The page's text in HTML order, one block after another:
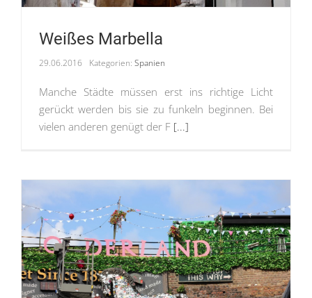
Weißes Marbella
29.06.2016 Kategorien: Spanien
Manche Städte müssen erst ins richtige Licht
gerückt werden bis sie zu funkeln beginnen. Bei
vielen anderen genügt der F [...]